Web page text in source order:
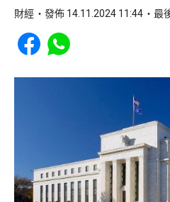
財經 發佈 14.11.2024 11:44 最
Share to Facebook
Share to WhatsApp